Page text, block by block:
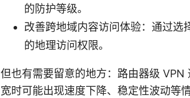
的防护等级。
改善跨地域内容访问体验：通过选
的地理访问权限。
但也有需要留意的地方：路由器级
宽时可能出现速度下降、稳定性波动等